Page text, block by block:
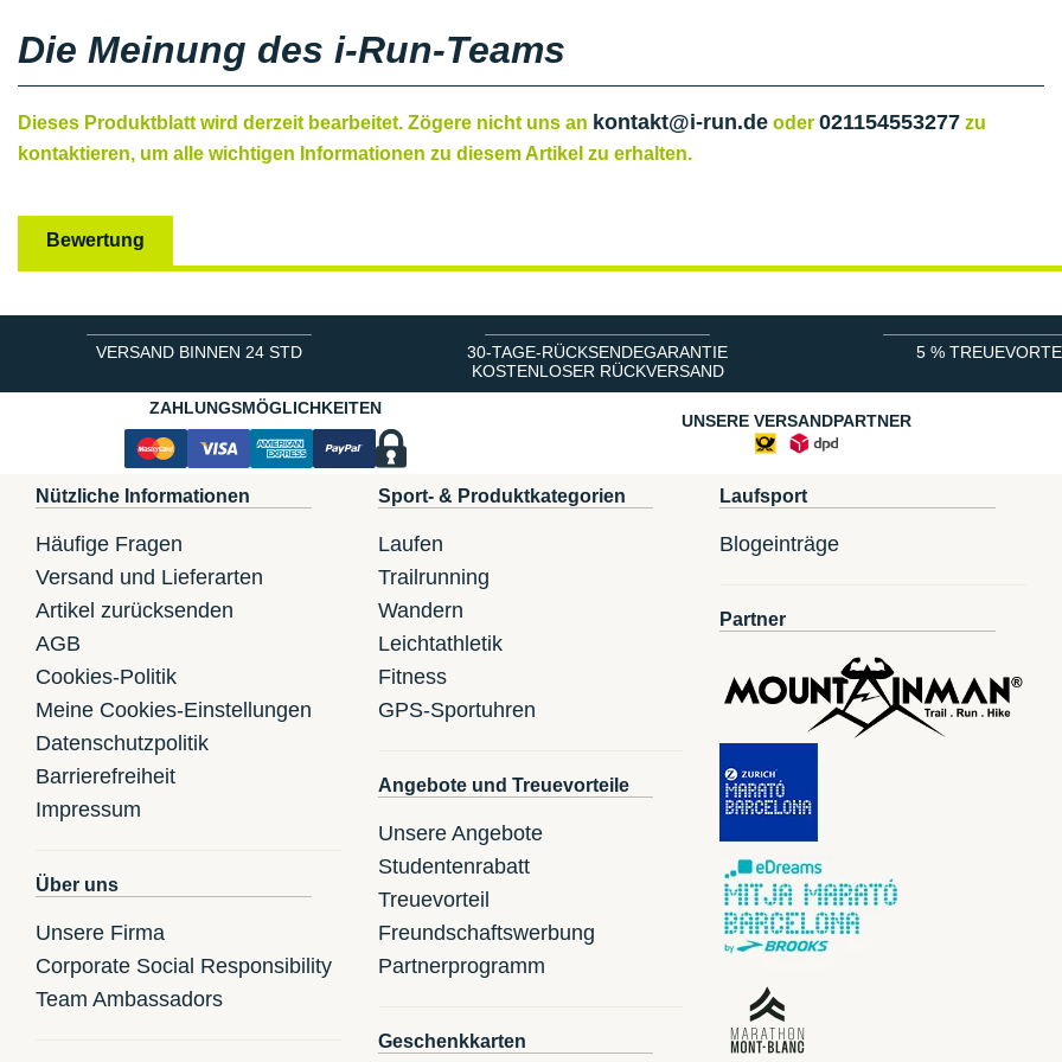
Die Meinung des i-Run-Teams
Dieses Produktblatt wird derzeit bearbeitet. Zögere nicht uns an kontakt@i-run.de oder 021154553277 zu
kontaktieren, um alle wichtigen Informationen zu diesem Artikel zu erhalten.
Bewertung
VERSAND BINNEN 24 STD
30-TAGE-RÜCKSENDEGARANTIE
KOSTENLOSER RÜCKVERSAND
5 %
ZAHLUNGSMÖGLICHKEITEN
UNSERE VERSANDPARTNER
Nützliche Informationen
Häufige Fragen
Versand und Lieferarten
Artikel zurücksenden
AGB
Cookies-Politik
Meine Cookies-Einstellungen
Datenschutzpolitik
Barrierefreiheit
Impressum
Über uns
Unsere Firma
Corporate Social Responsibility
Team Ambassadors
Sport- & Produktkategorien
Laufen
Trailrunning
Wandern
Leichtathletik
Fitness
GPS-Sportuhren
Angebote und Treuevorteile
Unsere Angebote
Studentenrabatt
Treuevorteil
Freundschaftswerbung
Partnerprogramm
Geschenkkarten
Laufsport
Blogeinträge
Partner